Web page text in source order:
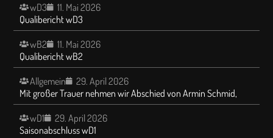
wD3
11. Mai 2026
Qualibericht wD3
wB2
11. Mai 2026
Qualibericht wB2
Allgemein
29. April 2026
Mit großer Trauer nehmen wir Abschied von Armin Schmid,
wD1
29. April 2026
Saisonabschluss wD1